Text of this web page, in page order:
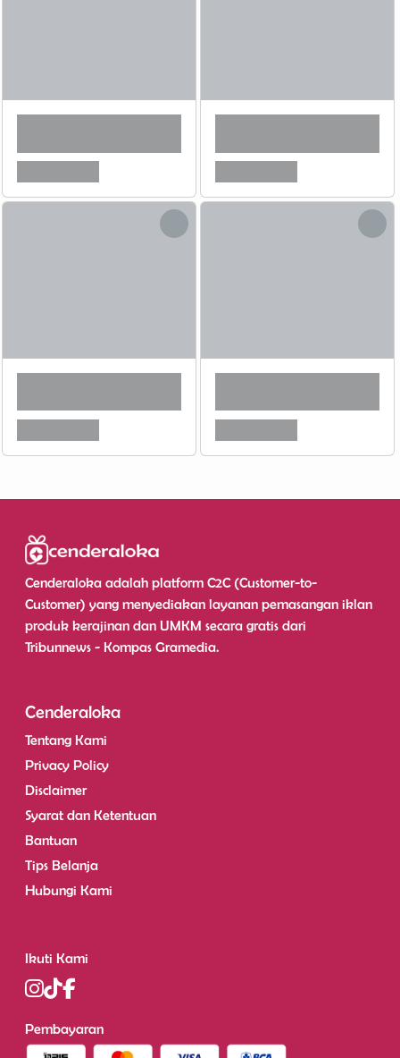
Cenderaloka adalah platform C2C (Customer-to-
Customer) yang menyediakan layanan pemasangan iklan
produk kerajinan dan UMKM secara gratis dari
Tribunnews - Kompas Gramedia.
Cenderaloka
Tentang Kami
Privacy Policy
Disclaimer
Syarat dan Ketentuan
Bantuan
Tips Belanja
Hubungi Kami
Ikuti Kami
Pembayaran